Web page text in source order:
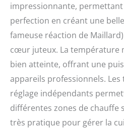
impressionnante, permettant
perfection en créant une
fameuse réaction de
cœur juteux. La température
bien atteinte, offrant une
appareils professionnels.
réglage indépendants
différentes zones de chauffe
très pratique pour gérer la